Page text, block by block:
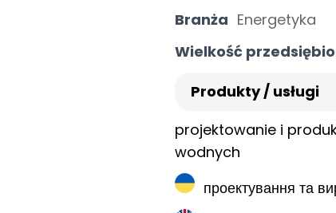
Branża Energetyka
Wielkość
Produkty / usługi
projektowanie i
wodnych
проектування та